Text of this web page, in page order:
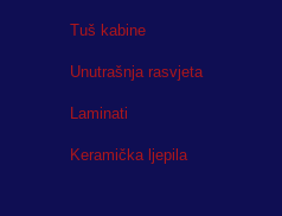
Tuš kabine
Unutrašnja rasvjeta
Laminati
Keramička ljepila